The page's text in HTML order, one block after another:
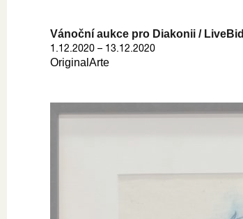
Vánoční aukce pro Diakonii / LiveBid
1.12.2020 – 13.12.2020
OriginalArte